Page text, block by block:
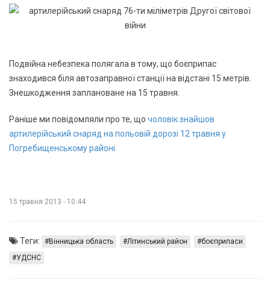
Подвійна небезпека полягала в тому, що боєприпас
знаходився біля автозаправної станції на відстані 15 метрів.
Знешкодження заплановане на 15 травня.
Раніше ми повідомляли про те, що чоловік знайшов
артилерійський снаряд на польовій дорозі 12 травня у
Погребищенському районі.
15 травня 2013 - 10:44
Теги: Вінницька область Літинський район
боєприпаси
УДСНС